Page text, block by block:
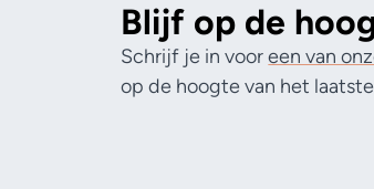
Blijf op de
Schrijf je in vooreen van
op de hoogte van het